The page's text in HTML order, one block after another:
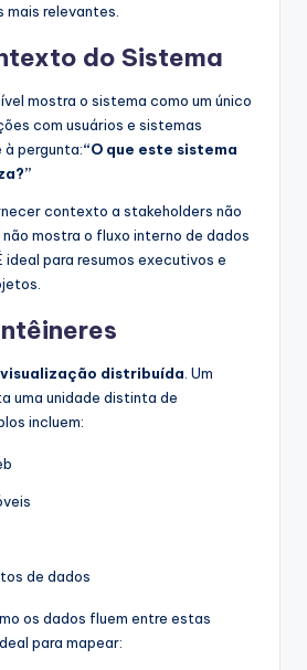
mais relevantes.
do Sistema
mostra o sistema como um único
com usuários e sistemas
à pergunta:“O que este sistema
contexto a stakeholders não
mostra o fluxo interno de dados
ideal para resumos executivos e
distribuída . Um
uma unidade distinta de
incluem:
de dados
os dados fluem entre estas
para mapear: